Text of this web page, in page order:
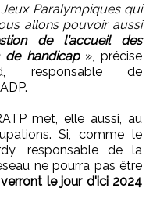
Paralympiques qui
allons pouvoir aussi
de l'accueil des
de handicap», précise
responsable de
met, elle aussi, au
Si, comme le
responsable de la
ne pourra pas être
le jour d'ici 2024